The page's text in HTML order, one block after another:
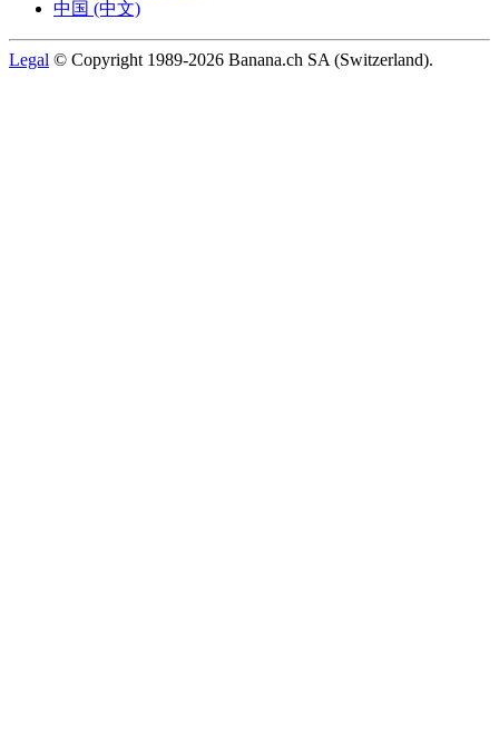
中国 (中文)
Legal © Copyright 1989-2026 Banana.ch SA (Switzerland).